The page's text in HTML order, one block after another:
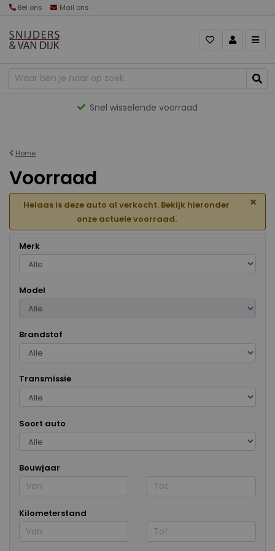
Bel ons Mail ons
Gevarieerd aanbod
Home
Voorraad
Helaas is deze auto al verkocht. Bekijk hieronder
onze actuele voorraad.
×
Merk
Model
Brandstof
Transmissie
Soort auto
Bouwjaar
Kilometerstand